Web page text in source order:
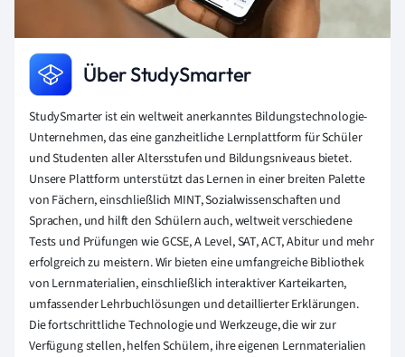
Über StudySmarter
StudySmarter ist ein weltweit anerkanntes Bildungstechnologie-
Unternehmen, das eine ganzheitliche Lernplattform für Schüler
und Studenten aller Altersstufen und Bildungsniveaus bietet.
Unsere Plattform unterstützt das Lernen in einer breiten Palette
von Fächern, einschließlich MINT, Sozialwissenschaften und
Sprachen, und hilft den Schülern auch, weltweit verschiedene
Tests und Prüfungen wie GCSE, A Level, SAT, ACT, Abitur und mehr
erfolgreich zu meistern. Wir bieten eine umfangreiche Bibliothek
von Lernmaterialien, einschließlich interaktiver Karteikarten,
umfassender Lehrbuchlösungen und detaillierter Erklärungen.
Die fortschrittliche Technologie und Werkzeuge, die wir zur
Verfügung stellen, helfen Schülern, ihre eigenen Lernmaterialien